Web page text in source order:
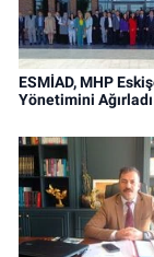
ESMİAD, MHP
Yönetimini Ağırladı